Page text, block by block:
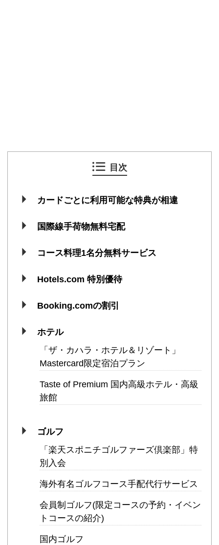
目次
カードごとに利用可能な特典が相違
国際線手荷物無料宅配
コース料理1名分無料サービス
Hotels.com 特別優待
Booking.comの割引
ホテル
「ザ・カハラ・ホテル＆リゾート」
Mastercard限定宿泊プラン
Taste of Premium 国内高級ホテル・高級
旅館
ゴルフ
「楽天スポニチゴルファーズ倶楽部」特
別入会
海外有名ゴルフコース手配代行サービス
会員制ゴルフ(限定コースの予約・イベン
トコースの紹介)
国内ゴルフ